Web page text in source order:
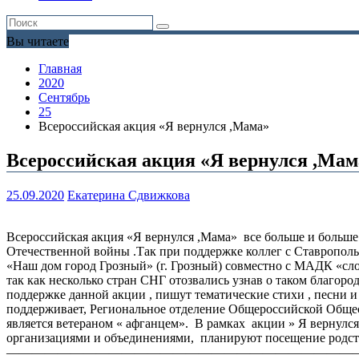
Вы читаете
Главная
2020
Сентябрь
25
Всероссийская акция «Я вернулся ,Мама»
Всероссийская акция «Я вернулся
25.09.2020 Екатерина Сдвижкова
Всероссийская акция «Я вернулся ,Мама» все больше и
Отечественной войны .Так при поддержке коллег с
«Наш дом город Грозный» (г. Грозный) совместно с МАДК
так как несколько стран СНГ отозвались узнав о таком
поддержке данной акции , пишут тематические стихи , песни
поддерживает, Региональное отделение Общероссийской
является ветераном « афганцем». В рамках акции » Я
организациями и объединениями, планируют посещение